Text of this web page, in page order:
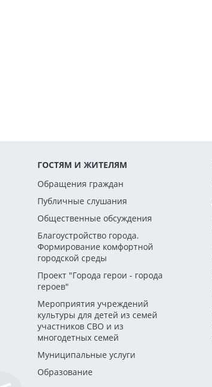
ГОСТЯМ И ЖИТЕЛЯМ
Обращения граждан
Публичные слушания
Общественные обсуждения
Благоустройство города.
Формирование комфортной
городской среды
Проект "Города герои - города
героев"
Мероприятия учреждений
культуры для детей из семей
участников СВО и из
многодетных семей
Муниципальные услуги
Образование